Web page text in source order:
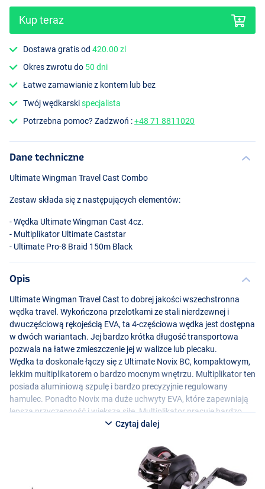
Kup teraz
Dostawa gratis od420.00 zl
Okres zwrotu do 50 dni
Łatwe zamawianie z kontem lub bez
Twój wędkarskispecjalista
Potrzebna pomoc? Zadzwoń :+48 71 8811020
Dane techniczne
Ultimate Wingman Travel Cast Combo
Zestaw składa się z następujących elementów:
- Wędka Ultimate Wingman Cast 4cz.
- Multiplikator Ultimate Caststar
- Ultimate Pro-8 Braid 150m Black
Opis
Ultimate Wingman Travel Cast to dobrej jakości wszechstronna
wędka travel. Wykończona przelotkami ze stali nierdzewnej i
dwuczęściową rękojeścią EVA, ta 4-częściowa wędka jest dostępna
w dwóch wariantach. Jej bardzo krótka długość transportowa
pozwala na łatwe zmieszczenie jej w walizce lub plecaku.
Wędka ta doskonale łączy się z Ultimate Novix BC, kompaktowym,
lekkim multiplikatorem o bardzo mocnym wnętrzu. Multiplikator ten
posiada aluminiową szpulę i bardzo precyzyjnie regulowany
hamulec. Ponadto Novix ma duże uchwyty EVA, które zapewniają
lepszą przyczepność i większą siłę. Multiplikator pracuje bardzo
płynnie, a prowadnica żyłki gwarantuje jej optymalne uwalnianie i
multiplikator i jesteś gotowy do rozpoczęcia łowienia wszelkiego
rodzaju przynętami okoni, sandaczy i szczupaków również w
Dobry wybór dla każdego, kto szuka przyzwoitego zestawu travel
Czytaj dalej